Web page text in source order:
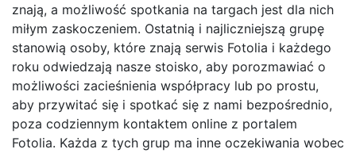
znają, a możliwość spotkania na targach jest dla nich
miłym zaskoczeniem. Ostatnią i najliczniejszą grupę
stanowią osoby, które znają serwis Fotolia i każdego
roku odwiedzają nasze stoisko, aby porozmawiać o
możliwości zacieśnienia współpracy lub po prostu,
aby przywitać się i spotkać się z nami bezpośrednio,
poza codziennym kontaktem online z portalem
Fotolia. Każda z tych grup ma inne oczekiwania wobec